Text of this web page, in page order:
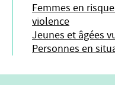
Femmes en
violence
Jeunes et âgées
Personnes en